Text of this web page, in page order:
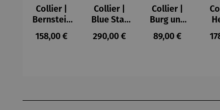
Collier |
Bernstein
– Sonne,
Mond und
Regulärer Preis:
158,00 €
Collier |
Blue Star
– Petra
Waszak
Regulärer Preis:
290,00 €
Collier |
Burg und
Sonne –
Paul Klee
Regulärer Preis:
89,00 €